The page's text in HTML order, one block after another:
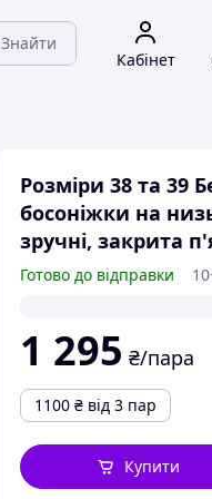
Знайти
Кабінет
Розміри 38 та 39
босоніжки на
зручні, закрита
Готово до відправки
1 295 ₴/пара
1100 ₴ від 3 пар
Купити